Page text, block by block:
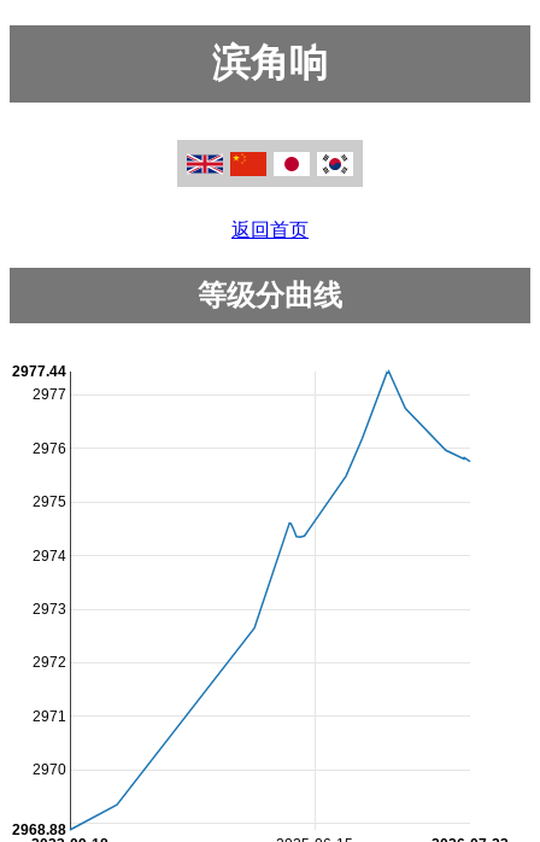
滨角响
返回首页
等级分曲线
2970
2971
2972
2973
2974
2975
2976
2977
2968.88
2977.44